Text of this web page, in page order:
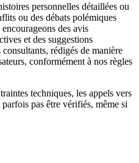
personnelles détaillées ou
ou des débats polémiques
des avis
et des suggestions
rédigés de manière
conformément à nos règles
techniques, les appels vers
pas être vérifiés, même si